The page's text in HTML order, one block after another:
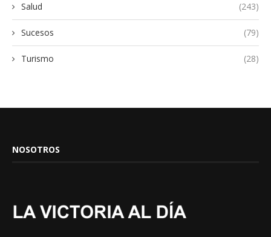
Salud (243)
Sucesos (79)
Turismo (28)
NOSOTROS